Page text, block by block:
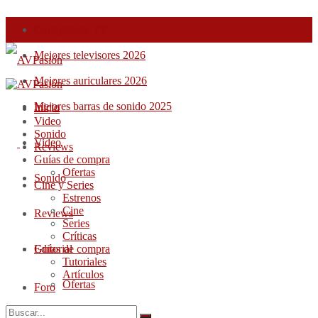
Mejores televisores 2026
Mejores auriculares 2026
Mejores barras de sonido 2025
Inicio
Video
Sonido
Reviews
Guías de compra
Ofertas
Inicio
Video
Sonido
Reviews
Guías de compra
Ofertas
Cine y Series
Estrenos
Cine
Series
Críticas
Editorial
Tutoriales
Artículos
Foro